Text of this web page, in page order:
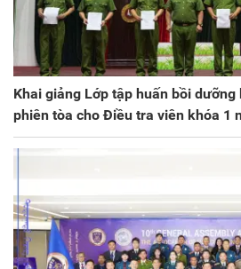
Khai giảng Lớp tập huấn bồi
phiên tòa cho Điều tra viên khóa 1